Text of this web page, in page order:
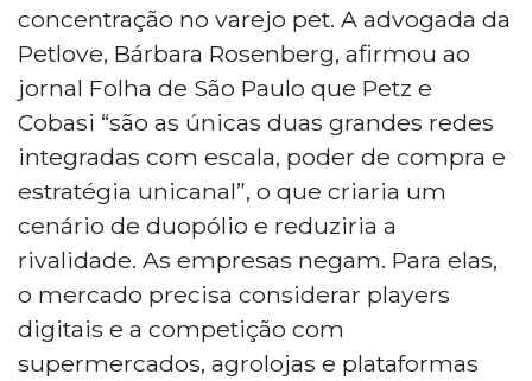
concentração no varejo pet. A advogada da
Petlove, Bárbara Rosenberg, afirmou ao
jornal Folha de São Paulo que Petz e
Cobasi “são as únicas duas grandes redes
integradas com escala, poder de compra e
estratégia unicanal”, o que criaria um
cenário de duopólio e reduziria a
rivalidade. As empresas negam. Para elas,
o mercado precisa considerar players
digitais e a competição com
supermercados, agrolojas e plataformas